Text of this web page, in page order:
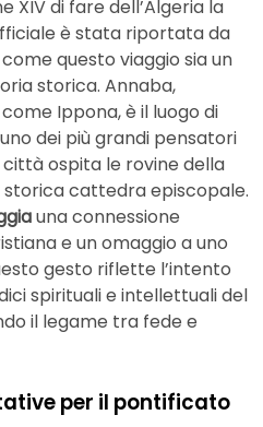
XIV di fare dell’Algeria la
è stata riportata da
questo viaggio sia un
storica. Annaba,
Ippona, è il luogo di
dei più grandi pensatori
ospita le rovine della
storica cattedra episcopale.
una connessione
e un omaggio a uno
gesto riflette l’intento
spirituali e intellettuali del
il legame tra fede e
per il pontificato